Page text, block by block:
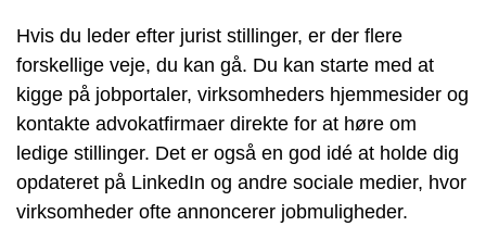
Hvis du leder efter jurist stillinger, er der flere
forskellige veje, du kan gå. Du kan starte med at
kigge på jobportaler, virksomheders hjemmesider og
kontakte advokatfirmaer direkte for at høre om
ledige stillinger. Det er også en god idé at holde dig
opdateret på LinkedIn og andre sociale medier, hvor
virksomheder ofte annoncerer jobmuligheder.